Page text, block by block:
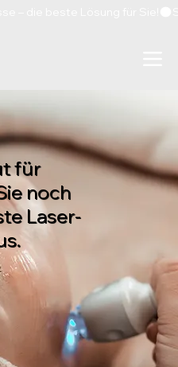
für
noch
Laser-